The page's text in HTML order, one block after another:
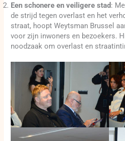
Een schonere en veiligere stad:
de strijd tegen overlast en het
straat, hoopt Weytsman Brussel
voor zijn inwoners en bezoekers.
noodzaak om overlast en